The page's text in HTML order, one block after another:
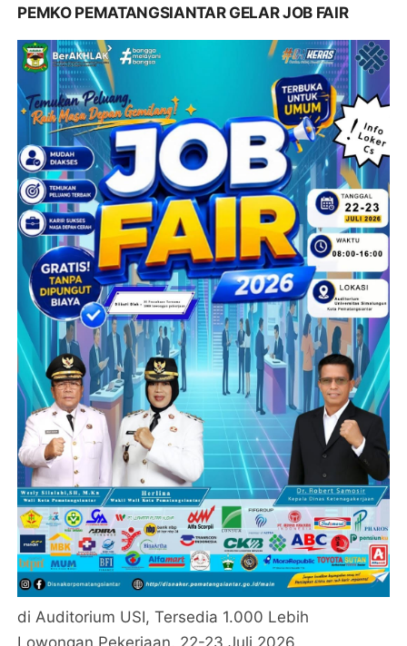
PEMKO PEMATANGSIANTAR GELAR JOB FAIR
di Auditorium USI, Tersedia 1.000 Lebih
Lowongan Pekerjaan, 22-23 Juli 2026